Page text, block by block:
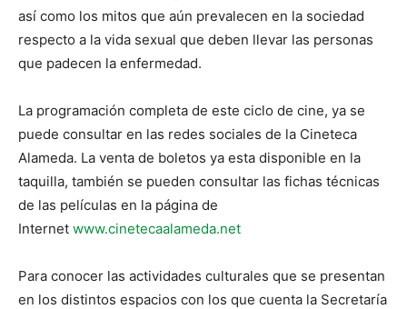
así como los mitos que aún prevalecen en la sociedad
respecto a la vida sexual que deben llevar las personas
que padecen la enfermedad.
La programación completa de este ciclo de cine, ya se
puede consultar en las redes sociales de la Cineteca
Alameda. La venta de boletos ya esta disponible en la
taquilla, también se pueden consultar las fichas técnicas
de las películas en la página de
Internet www.cinetecaalameda.net
Para conocer las actividades culturales que se presentan
en los distintos espacios con los que cuenta la Secretaría